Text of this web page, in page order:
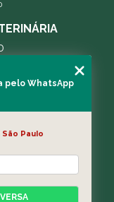
pelo WhatsApp
Paulo